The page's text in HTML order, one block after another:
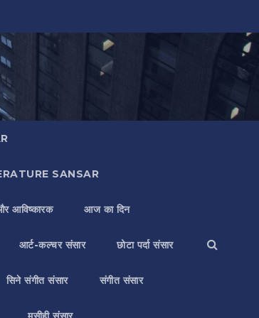
SANSAR
आविष्कारक आज का दिन
आर्ट-कल्चर संसार छोटा पर्दा संसार
सिने संगीत संसार संगीत संसार